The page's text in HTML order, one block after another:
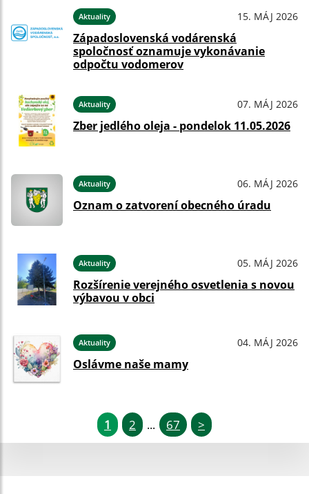
Aktuality 15. MÁJ 2026
Západoslovenská vodárenská
spoločnosť oznamuje vykonávanie
odpočtu vodomerov
Aktuality 07. MÁJ 2026
Zber jedlého oleja - pondelok 11.05.2026
Aktuality 06. MÁJ 2026
Oznam o zatvorení obecného úradu
Aktuality 05. MÁJ 2026
Rozšírenie verejného osvetlenia s novou
výbavou v obci
Aktuality 04. MÁJ 2026
Oslávme naše mamy
1 2 ... 67 >